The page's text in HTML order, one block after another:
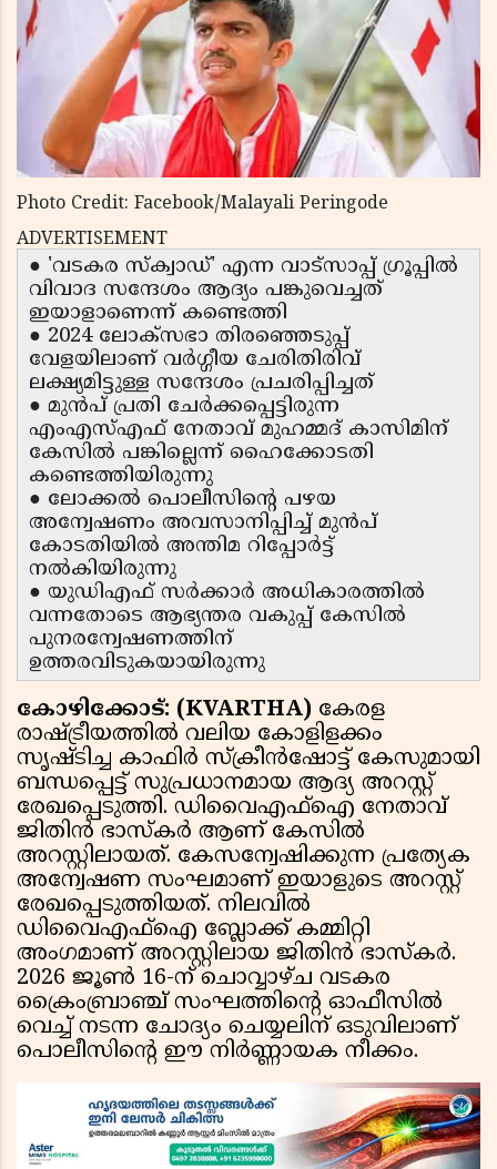
Photo Credit: Facebook/Malayali Peringode
ADVERTISEMENT
● 'വടകര സ്ക്വാഡ്' എന്ന വാട്‌സാപ്പ് ഗ്രൂപ്പിൽ
വിവാദ സന്ദേശം ആദ്യം പങ്കുവെച്ചത്
ഇയാളാണെന്ന് കണ്ടെത്തി
● 2024 ലോക്സഭാ തിരഞ്ഞെടുപ്പ്
വേളയിലാണ് വർഗ്ഗീയ ചേരിതിരിവ്
ലക്ഷ്യമിട്ടുള്ള സന്ദേശം പ്രചരിപ്പിച്ചത്
● മുൻപ് പ്രതി ചേർക്കപ്പെട്ടിരുന്ന
എംഎസ്എഫ് നേതാവ് മുഹമ്മദ് കാസിമിന്
കേസിൽ പങ്കില്ലെന്ന് ഹൈക്കോടതി
കണ്ടെത്തിയിരുന്നു
● ലോക്കൽ പൊലീസിന്റെ പഴയ
അന്വേഷണം അവസാനിപ്പിച്ച് മുൻപ്
കോടതിയിൽ അന്തിമ റിപ്പോർട്ട്
നൽകിയിരുന്നു
● യുഡിഎഫ് സർക്കാർ അധികാരത്തിൽ
വന്നതോടെ ആഭ്യന്തര വകുപ്പ് കേസിൽ
പുനരന്വേഷണത്തിന്
ഉത്തരവിടുകയായിരുന്നു
കോഴിക്കോട്: (KVARTHA) കേരള
രാഷ്ട്രീയത്തിൽ വലിയ കോളിളക്കം
സൃഷ്ടിച്ച കാഫിർ സ്ക്രീൻഷോട്ട് കേസുമായി
ബന്ധപ്പെട്ട് സുപ്രധാനമായ ആദ്യ അറസ്റ്റ്
രേഖപ്പെടുത്തി. ഡിവൈഎഫ്ഐ നേതാവ്
ജിതിൻ ഭാസ്കർ ആണ് കേസിൽ
അറസ്റ്റിലായത്. കേസന്വേഷിക്കുന്ന പ്രത്യേക
അന്വേഷണ സംഘമാണ് ഇയാളുടെ അറസ്റ്റ്
രേഖപ്പെടുത്തിയത്. നിലവിൽ
ഡിവൈഎഫ്ഐ ബ്ലോക്ക് കമ്മിറ്റി
അംഗമാണ് അറസ്റ്റിലായ ജിതിൻ ഭാസ്കർ.
2026 ജൂൺ 16-ന് ചൊവ്വാഴ്ച വടകര
ക്രൈംബ്രാഞ്ച് സംഘത്തിന്റെ ഓഫീസിൽ
വെച്ച് നടന്ന ചോദ്യം ചെയ്യലിന് ഒടുവിലാണ്
പൊലീസിന്റെ ഈ നിർണ്ണായക നീക്കം.